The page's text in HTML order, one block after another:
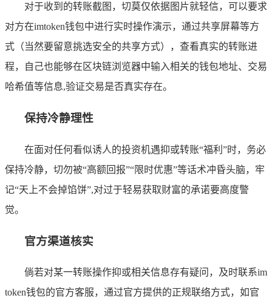
对于收到的转账截图，切莫仅依据图片就轻信，可以要求
对方在imtoken钱包中进行实时操作演示，通过共享屏幕等方
式（当然要留意挑选安全的共享方式），查看真实的转账进
程，自己也能够在区块链浏览器中输入相关的钱包地址、交易
哈希值等信息,验证交易是否真实存在。
保持冷静理性
在面对任何看似诱人的投资机遇抑或转账“福利”时，务必
保持冷静，切勿被“高额回报”“限时优惠”等话术冲昏头脑，牢
记“天上不会掉馅饼”,对过于轻易获取财富的承诺要高度警
觉。
官方渠道核实
倘若对某一转账操作抑或相关信息存有疑问，及时联系im
token钱包的官方客服，通过官方提供的正规联络方式，如官